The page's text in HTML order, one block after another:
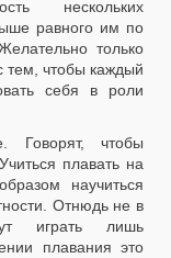
нескольких
равного им по
только
тем, чтобы каждый
себя в роли
Говорят, чтобы
плавать на
научиться
Отнюдь не в
играть лишь
плавания это